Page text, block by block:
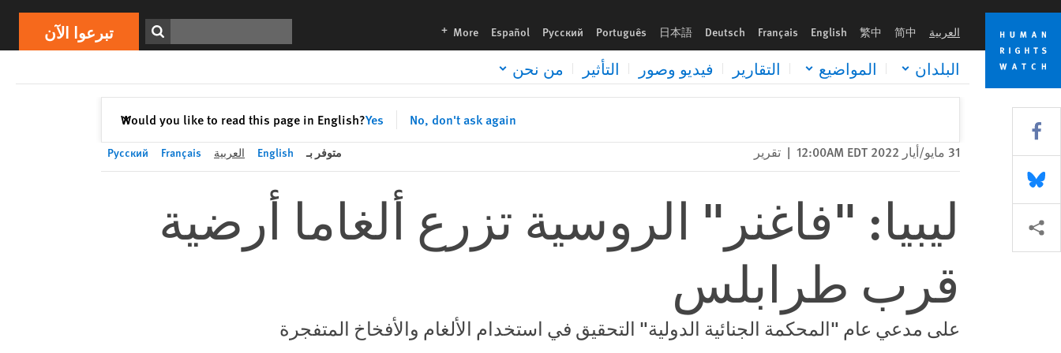
Skip
cookie
privacy
notice
Skip
main
content
العربية 简中
繁中
English
Français
Deutsch
日本語
Português
Русский
Español
More
languages تبرعوا الآن
البلدان المواضيع التقارير فيديو وصور التأثير من نحن
Would you like to read this page in English?Yes No, don't ask again
✕إغلاق
Print تبرعوا الآن
31 مايو/أيار 2022 12:00AM EDT | تقرير متوفر بـ English العربية Français
Русский
ليبيا: "فاغنر" الروسية تزرع ألغاما أرضية
قرب طرابلس
على مدعي عام "المحكمة الجنائية الدولية" التحقيق في استخدام الألغام والأفخاخ المتفجرة
Share this via Facebook
Share this via Bluesky
Share this via مشاركة